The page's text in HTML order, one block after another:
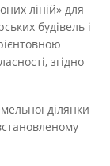
ліній» для
будівель і
згідно
ділянки